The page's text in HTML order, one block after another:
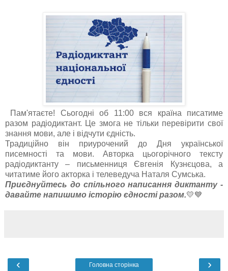
Пам'ятаєте! Сьогодні об 11:00 вся країна писатиме
разом радіодиктант. Це змога не тільки перевірити свої
знання мови, але і відчути єдність.
Традиційно він приурочений до Дня української
писемності та мови. Авторка цьогорічного тексту
радіодиктанту
– письменниця Євгенія Кузнєцова, а
читатиме його акторка і телеведуча Наталя Сумська.
Приєднуйтесь до спільного написання диктанту -
давайте напишимо історію єдності разом.💛💙
‹ ›
Головна сторінка